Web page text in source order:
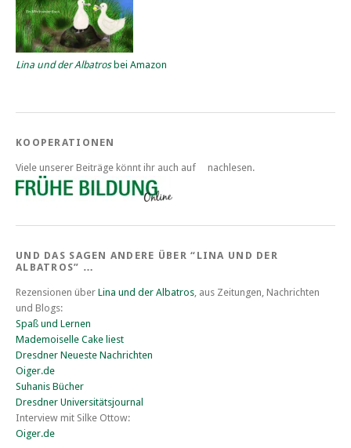
Lina und der Albatrosbei Amazon
KOOPERATIONEN
Viele unserer Beiträge könnt ihr auch auf nachlesen.
UND DAS SAGEN ANDERE ÜBER “LINA UND DER
ALBATROS” …
Rezensionen über Lina und der Albatros, aus Zeitungen, Nachrichten
und Blogs:
Spaß und Lernen
Mademoiselle Cake liest
Dresdner Neueste Nachrichten
Oiger.de
Suhanis Bücher
Dresdner Universitätsjournal
Interview mit Silke Ottow:
Oiger.de